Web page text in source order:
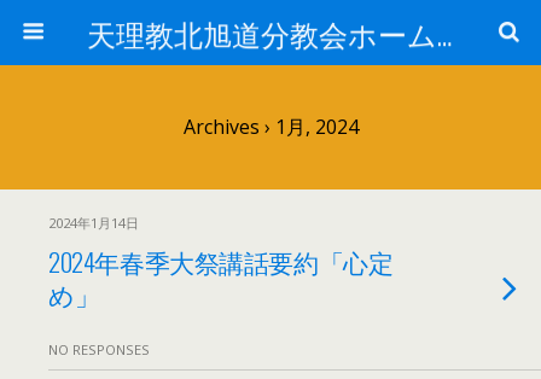
天理教北旭道分教会ホームページ
Archives › 1月, 2024
2024年1月14日
2024年春季大祭講話要約「心定
め」
NO RESPONSES